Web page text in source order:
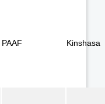
PAAF Kinshasa